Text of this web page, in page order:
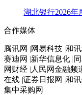
湖北银行2026年
合作媒体
腾讯网 |网易科技 |和
赛迪网 |新华信息化 |
网财经 |人民网金融频
在线 |证券日报网 |和
集中采购网